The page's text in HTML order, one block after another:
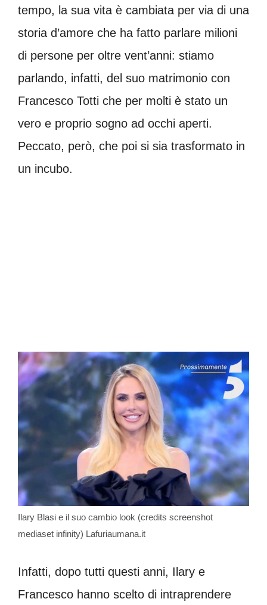
tempo, la sua vita è cambiata per via di una
storia d’amore che ha fatto parlare milioni
di persone per oltre vent’anni: stiamo
parlando, infatti, del suo matrimonio con
Francesco Totti che per molti è stato un
vero e proprio sogno ad occhi aperti.
Peccato, però, che poi si sia trasformato in
un incubo.
Ilary Blasi e il suo cambio look (credits screenshot
mediaset infinity) Lafuriaumana.it
Infatti, dopo tutti questi anni, Ilary e
Francesco hanno scelto di intraprendere